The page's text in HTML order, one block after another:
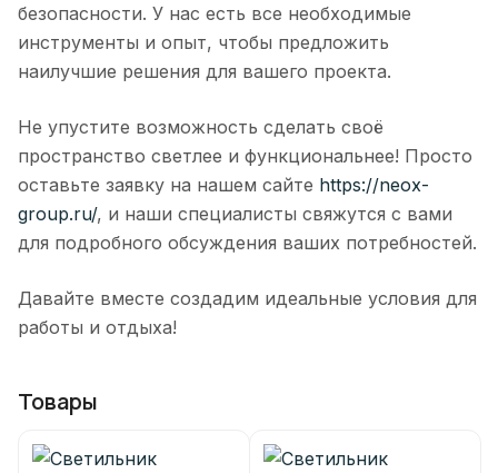
безопасности. У нас есть все необходимые
инструменты и опыт, чтобы предложить
наилучшие решения для вашего проекта.
Не упустите возможность сделать своё
пространство светлее и функциональнее! Просто
оставьте заявку на нашем сайте https://neox-
group.ru/, и наши специалисты свяжутся с вами
для подробного обсуждения ваших потребностей.
Давайте вместе создадим идеальные условия для
работы и отдыха!
Товары